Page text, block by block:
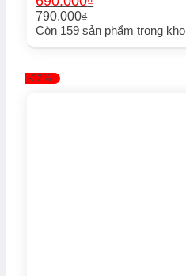
790.000₫
Giá
790.000₫.
Giá
là:
690.000₫.
Còn 159 sản phẩm trong kho
-32%